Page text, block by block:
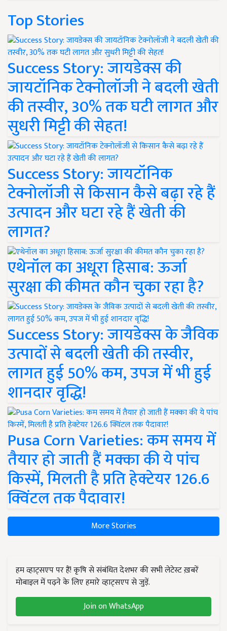
Top Stories
Success Story: जायडेक्स की
जायटॉनिक टेक्नोलॉजी ने बदली खेती
की तस्वीर, 30% तक घटी लागत और
सुधरी मिट्टी की सेहत!
Success Story: जायटॉनिक
टेक्नोलॉजी से किसान कैसे बढ़ा रहे हैं
उत्पादन और घटा रहे हैं खेती की
लागत?
एथेनॉल का अधूरा हिसाब: ऊर्जा
सुरक्षा की कीमत कौन चुका रहा है?
Success Story: जायडेक्स के जैविक
उत्पादों से बदली खेती की तस्वीर,
लागत हुई 50% कम, उपज में भी हुई
शानदार वृद्धि!
Pusa Corn Varieties: कम समय में
तैयार हो जाती हैं मक्का की ये पांच
किस्में, मिलती है प्रति हेक्टेयर 126.6
क्विंटल तक पैदावार!
More Stories
हम व्हाट्सएप पर हैं! कृषि से संबंधित देशभर की सभी लेटेस्ट ख़बरें
मोबाइल में पढ़ने के लिए हमारे व्हाट्सएप से जुड़ें.
Join on WhatsApp